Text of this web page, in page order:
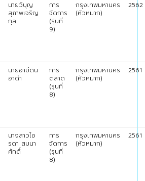
นายวิบุญ
สุภาพเจริญ
กุล
การ
จัดการ
(รุ่นที่
9)
กรุงเทพมหานคร
(หัวหมาก)
2562
นายอาบีดิน
อาดำ
การ
ตลาด
(รุ่นที่
8)
กรุงเทพมหานคร
(หัวหมาก)
2561
นางสาวไอ
รดา สมนา
ศักดิ์
การ
จัดการ
(รุ่นที่
8)
กรุงเทพมหานคร
(หัวหมาก)
2561